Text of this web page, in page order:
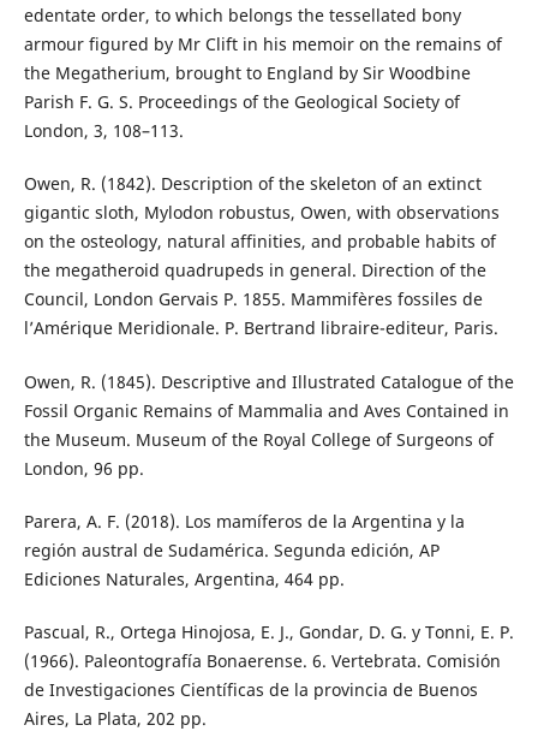
edentate order, to which belongs the tessellated bony
armour figured by Mr Clift in his memoir on the remains of
the Megatherium, brought to England by Sir Woodbine
Parish F. G. S. Proceedings of the Geological Society of
London, 3, 108–113.
Owen, R. (1842). Description of the skeleton of an extinct
gigantic sloth, Mylodon robustus, Owen, with observations
on the osteology, natural affinities, and probable habits of
the megatheroid quadrupeds in general. Direction of the
Council, London Gervais P. 1855. Mammifères fossiles de
l’Amérique Meridionale. P. Bertrand libraire-editeur, Paris.
Owen, R. (1845). Descriptive and Illustrated Catalogue of the
Fossil Organic Remains of Mammalia and Aves Contained in
the Museum. Museum of the Royal College of Surgeons of
London, 96 pp.
Parera, A. F. (2018). Los mamíferos de la Argentina y la
región austral de Sudamérica. Segunda edición, AP
Ediciones Naturales, Argentina, 464 pp.
Pascual, R., Ortega Hinojosa, E. J., Gondar, D. G. y Tonni, E. P.
(1966). Paleontografía Bonaerense. 6. Vertebrata. Comisión
de Investigaciones Científicas de la provincia de Buenos
Aires, La Plata, 202 pp.